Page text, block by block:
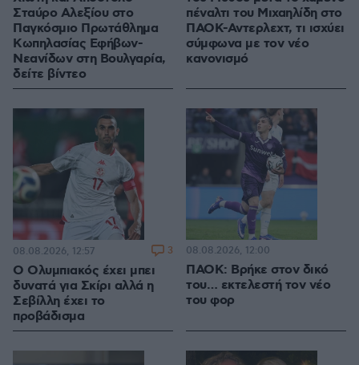
Σταύρο Αλεξίου στο
Παγκόσμιο Πρωτάθλημα
Κωπηλασίας Εφήβων-
Νεανίδων στη Βουλγαρία,
δείτε βίντεο
πέναλτι του Μιχαηλίδη στο
ΠΑΟΚ-Αντερλεχτ, τι ισχύει
σύμφωνα με τον νέο
κανονισμό
Ο Ολυμπιακός έχει μπει
δυνατά για Σκίρι αλλά η
Σεβίλλη έχει το
προβάδισμα
08.08.2026, 12:57 3
ΠΑΟΚ: Βρήκε στον δικό
του… εκτελεστή τον νέο
του φορ
08.08.2026, 12:00